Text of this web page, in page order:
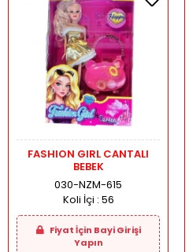
FASHION GIRL CANTALI
BEBEK
030-NZM-615
Koli İçi : 56
Fiyat İçin Bayi Girişi
Yapın